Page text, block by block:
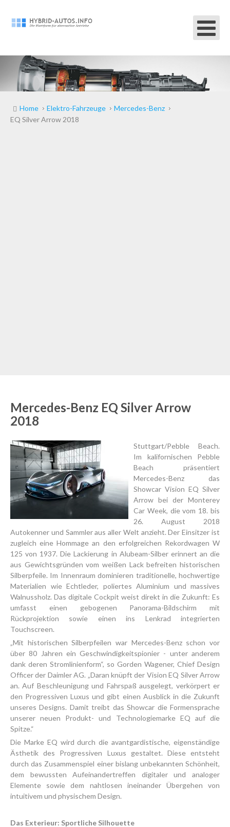
Home Elektro-Fahrzeuge
Mercedes-Benz
EQ Silver Arrow 2018
Mercedes-Benz EQ Silver Arrow
2018
Stuttgart/Pebble Beach.
Im kalifornischen Pebble
Beach präsentiert
Mercedes-Benz das
Showcar Vision EQ Silver
Arrow bei der Monterey
Car Week, die vom 18. bis
26. August 2018
Autokenner und Sammler aus aller Welt anzieht. Der Einsitzer ist
zugleich eine Hommage an den erfolgreichen Rekordwagen W
125 von 1937. Die Lackierung in Alubeam-Silber erinnert an die
aus Gewichtsgründen vom weißen Lack befreiten historischen
Silberpfeile. Im Innenraum dominieren traditionelle, hochwertige
Materialien wie Echtleder, poliertes Aluminium und massives
Walnussholz. Das digitale Cockpit weist direkt in die Zukunft: Es
umfasst einen gebogenen Panorama-Bildschirm mit
Rückprojektion sowie einen ins Lenkrad integrierten
Touchscreen.
„Mit historischen Silberpfeilen war Mercedes-Benz schon vor
über 80 Jahren ein Geschwindigkeitspionier - unter anderem
dank deren Stromlinienform“, so Gorden Wagener, Chief Design
Officer der Daimler AG. „Daran knüpft der Vision EQ Silver Arrow
an. Auf Beschleunigung und Fahrspaß ausgelegt, verkörpert er
den Progressiven Luxus und gibt einen Ausblick in die Zukunft
unseres Designs. Damit treibt das Showcar die Formensprache
unserer neuen Produkt- und Technologiemarke EQ auf die
Spitze.“
Die Marke EQ wird durch die avantgardistische, eigenständige
Ästhetik des Progressiven Luxus gestaltet. Diese entsteht
durch das Zusammenspiel einer bislang unbekannten Schönheit,
dem bewussten Aufeinandertreffen digitaler und analoger
Elemente sowie dem nahtlosen ineinander Übergehen von
intuitivem und physischem Design.
Das Exterieur: Sportliche Silhouette